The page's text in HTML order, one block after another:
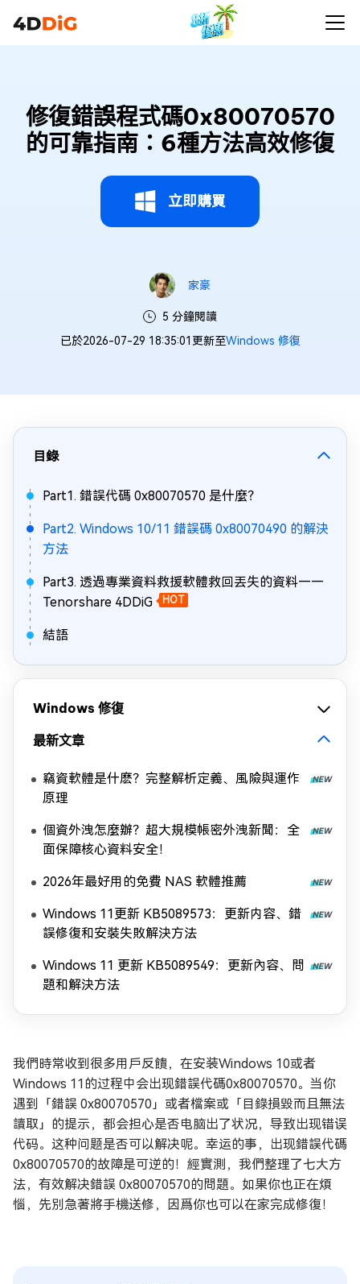
修復錯誤程式碼0x80070570
的可靠指南：6種方法高效修復
立即購買
家豪
5 分鐘閱讀
已於2026-07-29 18:35:01更新至Windows 修復
目錄
Part1. 錯誤代碼 0x80070570 是什麼？
Part2. Windows 10/11 錯誤碼 0x80070490 的解決
方法
Part3. 透過專業資料救援軟體救回丟失的資料——
Tenorshare 4DDiG
HOT
結語
Windows 修復
最新文章
竊資軟體是什麽？完整解析定義、風險與運作
原理
個資外洩怎麼辦？超大規模帳密外洩新聞：全
面保障核心資料安全！
2026年最好用的免費 NAS 軟體推薦
Windows 11更新 KB5089573：更新内容、錯
誤修復和安裝失敗解決方法
Windows 11 更新 KB5089549：更新內容、問
題和解決方法
我們時常收到很多用戶反饋，在安装Windows 10或者
Windows 11的过程中会出现錯誤代碼0x80070570。当你
遇到「錯誤 0x80070570」或者檔案或「目錄損毀而且無法
讀取」的提示，都会担心是否电脑出了状况，导致出现错误
代码。这种问题是否可以解决呢。幸运的事，出现錯誤代碼
0x80070570的故障是可逆的！經實測，我們整理了七大方
法，有效解决錯誤 0x80070570的問題。如果你也正在煩
惱，先別急著將手機送修，因爲你也可以在家完成修復！